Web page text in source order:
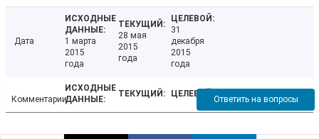
Дата
1 марта
2015
года
28 мая
2015
года
31
декабря
2015
года
Комментарии Ответить на вопросы